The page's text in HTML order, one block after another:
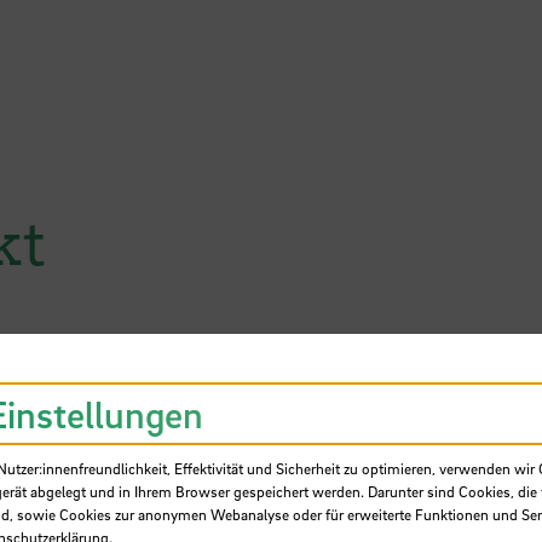
für Maritime
Effektivität und Sicherheit zu optimieren, verwenden wir
abgelegt und in Ihrem Browser gespeichert werden. Darunter sind Cookies,
sowie Cookies zur anonymen Webanalyse oder für erweiterte Funktionen und
.